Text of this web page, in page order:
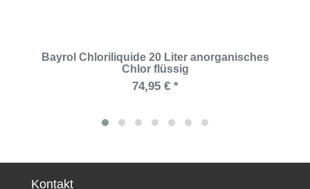
Bayrol Chloriliquide 20 Liter anorganisches
Chlor flüssig
74,95 € *
Kontakt